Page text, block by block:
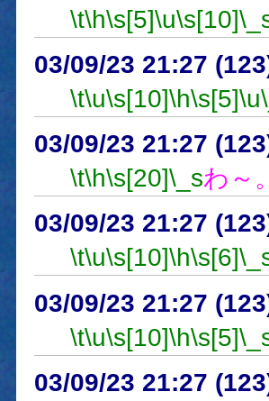
\t\h\s[5]\u\s[10]
03/09/23 21:27
\t\u\s[10]\h\s[5]\u
03/09/23 21:27
\t\h\s[20]\_sわ～
03/09/23 21:27
\t\u\s[10]\h\s[6]
03/09/23 21:27
\t\u\s[10]\h\s[5]
03/09/23 21:27